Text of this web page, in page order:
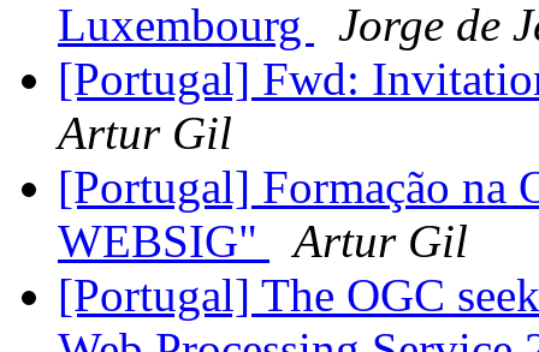
Luxembourg
Jorge de
[Portugal] Fwd:
Artur Gil
[Portugal] Formação na
WEBSIG"
Artur Gil
[Portugal] The OGC